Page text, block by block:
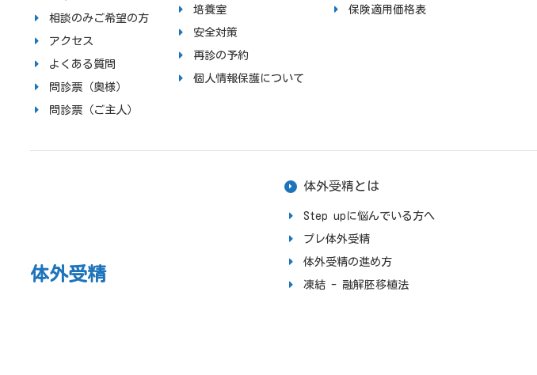
相談のみご希望の方
アクセス
よくある質問
問診票（奥様）
問診票（ご主人）
培養室
安全対策
再診の予約
個人情報保護について
保険適用価格表
体外受精
体外受精とは
Step upに悩んでいる方へ
プレ体外受精
体外受精の進め方
凍結 - 融解胚移植法